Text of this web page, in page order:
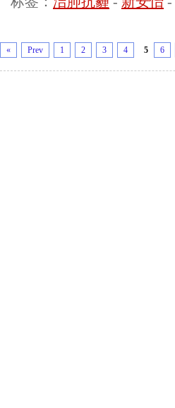
« Prev 1 2 3 4 5 6